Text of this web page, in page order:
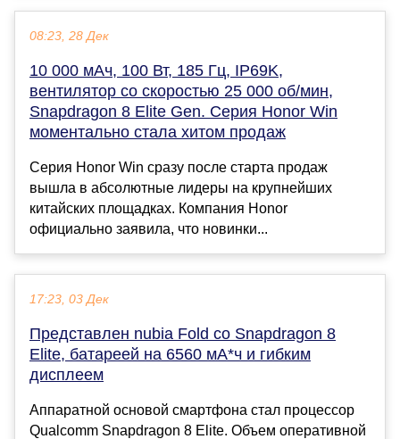
08:23, 28 Дек
10 000 мАч, 100 Вт, 185 Гц, IP69K,
вентилятор со скоростью 25 000 об/мин,
Snapdragon 8 Elite Gen. Серия Honor Win
моментально стала хитом продаж
Серия Honor Win сразу после старта продаж
вышла в абсолютные лидеры на крупнейших
китайских площадках. Компания Honor
официально заявила, что новинки...
17:23, 03 Дек
Представлен nubia Fold со Snapdragon 8
Elite, батареей на 6560 мА*ч и гибким
дисплеем
Аппаратной основой смартфона стал процессор
Qualcomm Snapdragon 8 Elite. Объем оперативной